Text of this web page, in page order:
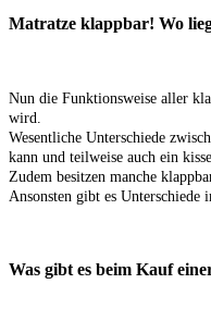
Matratze klappbar! Wo
Nun die Funktionsweise aller
wird.
Wesentliche Unterschiede
kann und teilweise auch ein
Zudem besitzen manche
Ansonsten gibt es
Was gibt es beim Kauf